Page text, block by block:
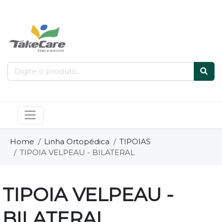
Home Linha Ortopédica
TIPOIAS
TIPOIA VELPEAU - BILATERAL
TIPOIA VELPEAU -